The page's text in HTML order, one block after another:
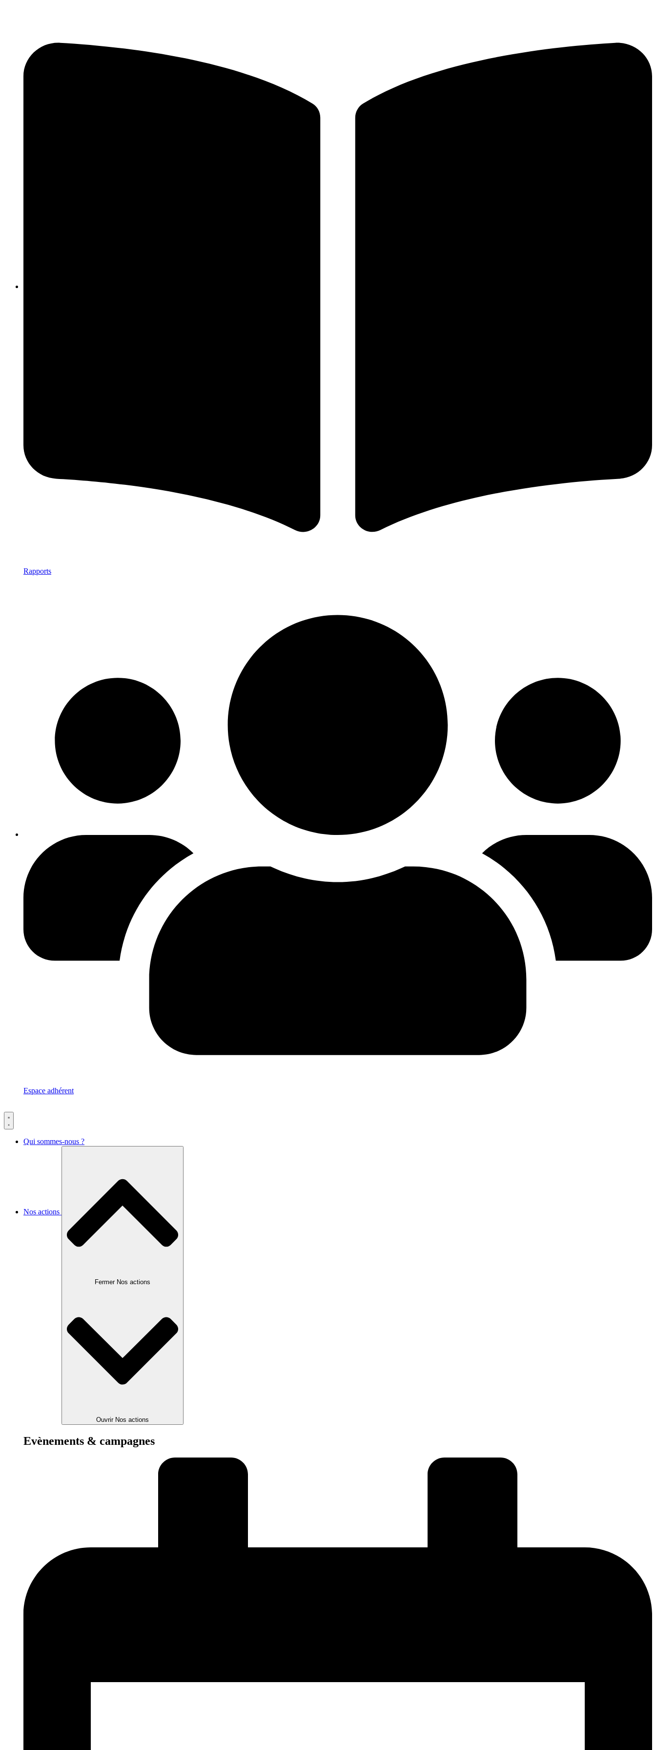
Rapports
Espace adhérent
Qui sommes-nous ?
Nos actions
Fermer Nos actions
Ouvrir Nos actions
Evènements & campagnes